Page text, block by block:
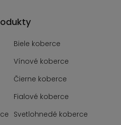
Biele koberce
Vínové koberce
Čierne koberce
Fialové koberce
Svetlohnedé koberce